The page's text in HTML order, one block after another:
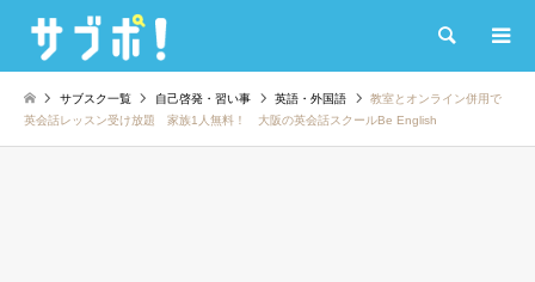
検索
サブスク一覧 自己啓発・習い事 英語・外国語
教室とオンライン併用で
英会話レッスン受け放題 家族1人無料！ 大阪の英会話スクールBe English